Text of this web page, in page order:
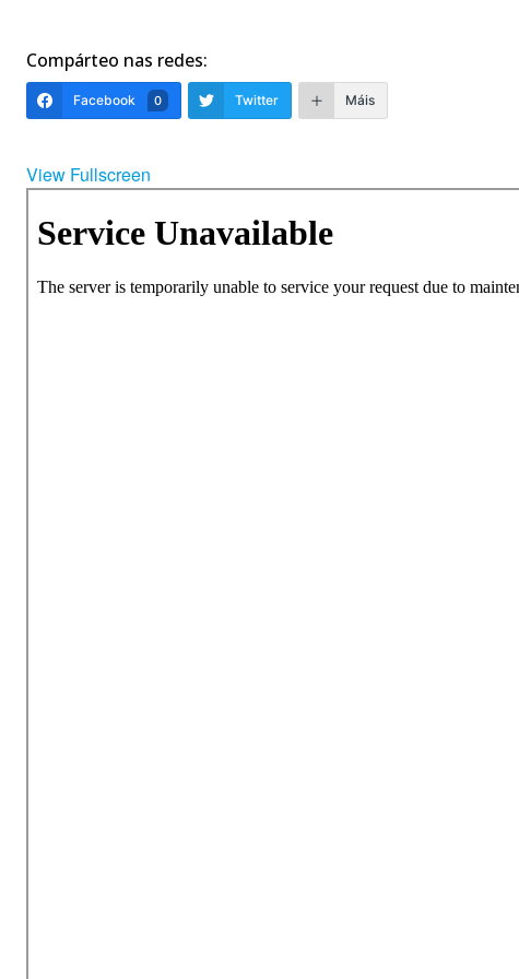
Compárteo nas redes:
Facebook 0 Twitter Máis
View Fullscreen